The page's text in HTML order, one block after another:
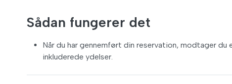
Sådan fungerer det
Når du har gennemført din reservation, modtager
inkluderede ydelser.